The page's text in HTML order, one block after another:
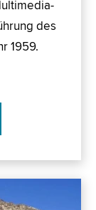
des
1959.